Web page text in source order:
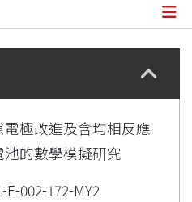
極改進及含均相反應
池的數學模擬研究
E-002-172-MY2